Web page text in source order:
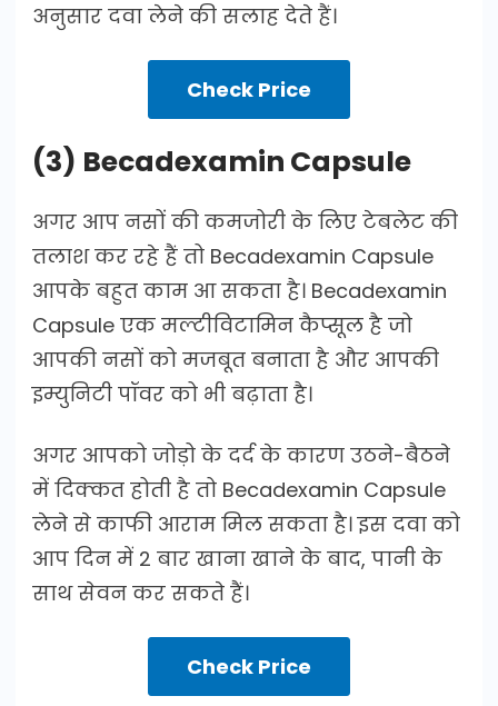
अनुसार दवा लेने की सलाह देते हैं।
Check Price
(3) Becadexamin Capsule
अगर आप नसों की कमजोरी के लिए टेबलेट की
तलाश कर रहे हैं तो Becadexamin Capsule
आपके बहुत काम आ सकता है। Becadexamin
Capsule एक मल्टीविटामिन कैप्सूल है जो
आपकी नसों को मजबूत बनाता है और आपकी
इम्युनिटी पॉवर को भी बढ़ाता है।
अगर आपको जोड़ो के दर्द के कारण उठने-बैठने
में दिक्कत होती है तो Becadexamin Capsule
लेने से काफी आराम मिल सकता है। इस दवा को
आप दिन में 2 बार खाना खाने के बाद, पानी के
साथ सेवन कर सकते हैं।
Check Price